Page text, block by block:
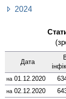
2024
Дата
на 01.12.2020
на 02.12.2020